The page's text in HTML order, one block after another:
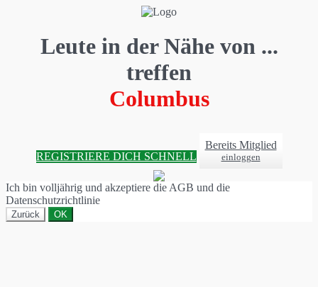
Leute in der Nähe von ...
treffen
Columbus
REGISTRIERE DICH SCHNELL
Bereits Mitglied
einloggen
Ich bin volljährig und akzeptiere die AGB und die
Datenschutzrichtlinie
Zurück OK